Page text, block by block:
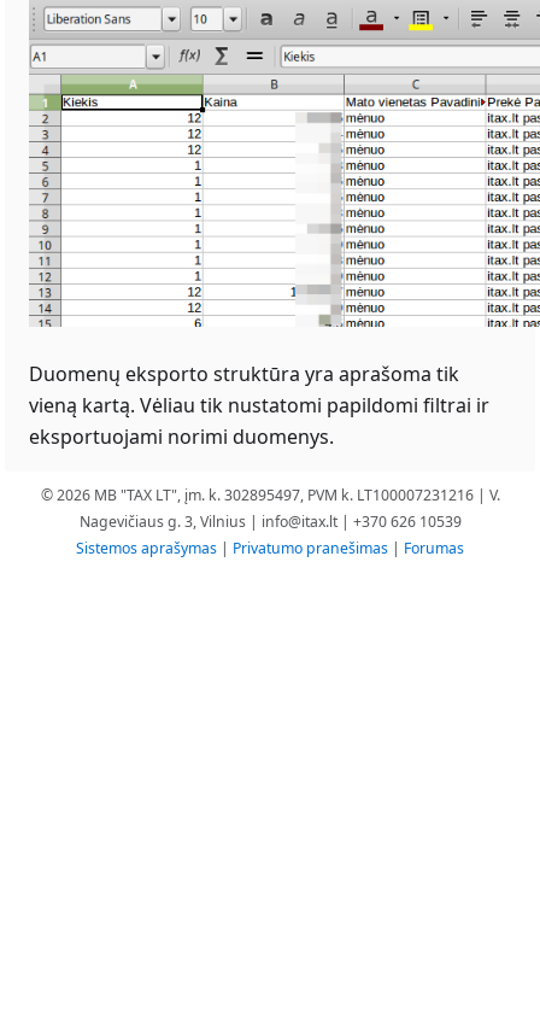
Duomenų eksporto struktūra yra aprašoma tik
vieną kartą. Vėliau tik nustatomi papildomi filtrai ir
eksportuojami norimi duomenys.
© 2026 MB "TAX LT", įm. k. 302895497, PVM k. LT100007231216 | V.
Nagevičiaus g. 3, Vilnius | info@itax.lt| +370 626 10539
Sistemos aprašymas | Privatumo pranešimas | Forumas